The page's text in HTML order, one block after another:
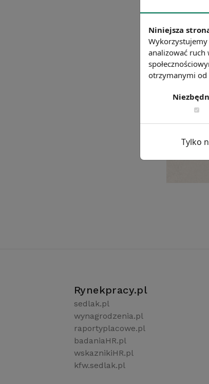
klienta,
Chcesz
Rynekpracy.pl
sedlak.pl
wynagrodzenia.pl
raportyplacowe.pl
badaniaHR.pl
wskaznikiHR.pl
kfw.sedlak.pl
Niniejsza
analizować ruch
otrzymanymi od
Tylko